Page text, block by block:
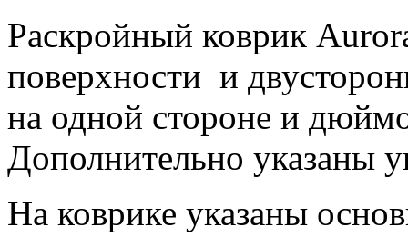
Раскройный коврик
поверхности и
на одной стороне и
Дополнительно указаны
На коврике указаны